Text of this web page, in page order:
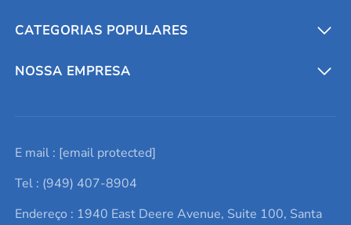
Conversores e calculadoras
Entre em contato conosco
Lista de consultas
Termos e Condições
CATEGORIAS POPULARES
Metais refratários
Elementos de terras raras
Alvos de pulverização catódica
NOSSA EMPRESA
Promoções atuais
Notícias e blogs
E mail : [email protected]
Tel : (949) 407-8904
Endereço : 1940 East Deere Avenue, Suite 100, Santa